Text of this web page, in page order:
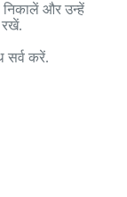
और उन्हें
रखें.
सर्व करें.